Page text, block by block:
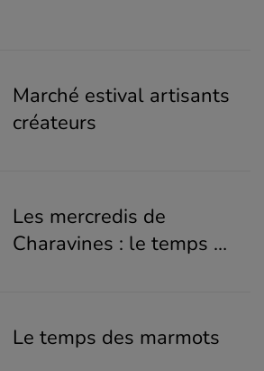
Marché estival artisants
créateurs
Les mercredis de
Charavines : le temps du
Le temps des marmots